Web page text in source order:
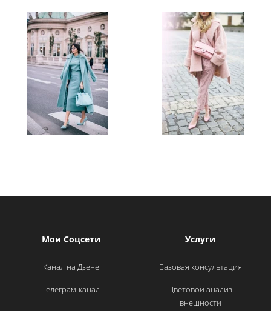
Мои Соцсети
Канал на Дзене
Телеграм-канал
Услуги
Базовая консультация
Цветовой анализ
внешности